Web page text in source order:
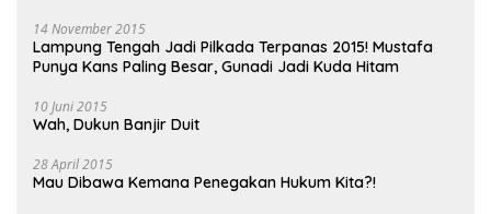
14 November 2015
Lampung Tengah Jadi Pilkada Terpanas 2015! Mustafa
Punya Kans Paling Besar, Gunadi Jadi Kuda Hitam
10 Juni 2015
Wah, Dukun Banjir Duit
28 April 2015
Mau Dibawa Kemana Penegakan Hukum Kita?!